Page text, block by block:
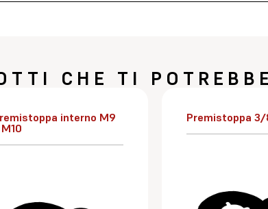
CHE TI
interno M9 Premistoppa 3/